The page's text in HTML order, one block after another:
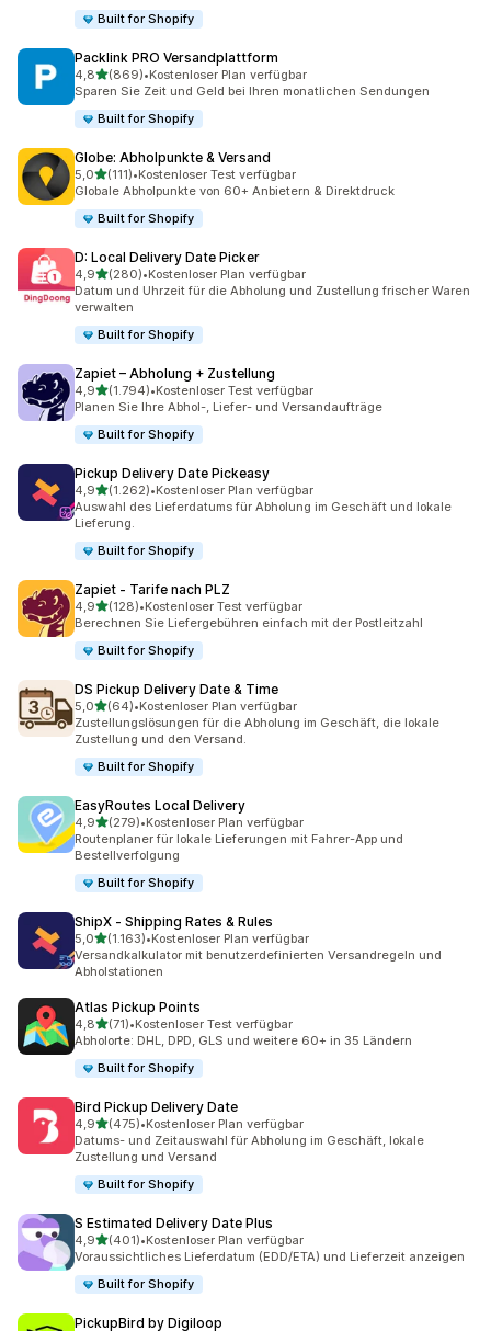
Built for Shopify
Packlink PRO Versandplattform
4,8von 5 Sternen
(869)
869 Rezensionen insgesamt
•Kostenloser Plan verfügbar
Sparen Sie Zeit und Geld bei Ihren monatlichen Sendungen
Built for Shopify
Globe: Abholpunkte & Versand
5,0von 5 Sternen
(111)
111 Rezensionen insgesamt
•Kostenloser Test verfügbar
Globale Abholpunkte von 60+ Anbietern & Direktdruck
Built for Shopify
D: Local Delivery Date Picker
4,9von 5 Sternen
(280)
280 Rezensionen insgesamt
•Kostenloser Plan verfügbar
Datum und Uhrzeit für die Abholung und Zustellung frischer Waren
verwalten
Built for Shopify
Zapiet – Abholung + Zustellung
4,9von 5 Sternen
(1.794)
1794 Rezensionen insgesamt
•Kostenloser Test verfügbar
Planen Sie Ihre Abhol-, Liefer- und Versandaufträge
Built for Shopify
Pickup Delivery Date Pickeasy
4,9von 5 Sternen
(1.262)
1262 Rezensionen insgesamt
•Kostenloser Plan verfügbar
Auswahl des Lieferdatums für Abholung im Geschäft und lokale
Lieferung.
Built for Shopify
Zapiet ‑ Tarife nach PLZ
4,9von 5 Sternen
(128)
128 Rezensionen insgesamt
•Kostenloser Test verfügbar
Berechnen Sie Liefergebühren einfach mit der Postleitzahl
Built for Shopify
DS Pickup Delivery Date & Time
5,0von 5 Sternen
(64)
64 Rezensionen insgesamt
•Kostenloser Plan verfügbar
Zustellungslösungen für die Abholung im Geschäft, die lokale
Zustellung und den Versand.
Built for Shopify
EasyRoutes Local Delivery
4,9von 5 Sternen
(279)
279 Rezensionen insgesamt
•Kostenloser Plan verfügbar
Routenplaner für lokale Lieferungen mit Fahrer-App und
Bestellverfolgung
Built for Shopify
ShipX ‑ Shipping Rates & Rules
5,0von 5 Sternen
(1.163)
1163 Rezensionen insgesamt
•Kostenloser Plan verfügbar
Versandkalkulator mit benutzerdefinierten Versandregeln und
Abholstationen
Atlas Pickup Points
4,8von 5 Sternen
(71)
71 Rezensionen insgesamt
•Kostenloser Test verfügbar
Abholorte: DHL, DPD, GLS und weitere 60+ in 35 Ländern
Built for Shopify
Bird Pickup Delivery Date
4,9von 5 Sternen
(475)
475 Rezensionen insgesamt
•Kostenloser Plan verfügbar
Datums- und Zeitauswahl für Abholung im Geschäft, lokale
Zustellung und Versand
Built for Shopify
S Estimated Delivery Date Plus
4,9von 5 Sternen
(401)
401 Rezensionen insgesamt
•Kostenloser Plan verfügbar
Voraussichtliches Lieferdatum (EDD/ETA) und Lieferzeit anzeigen
Built for Shopify
PickupBird by Digiloop